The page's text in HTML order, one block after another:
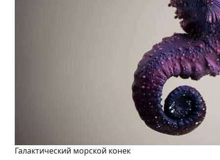
Галактический морской конек